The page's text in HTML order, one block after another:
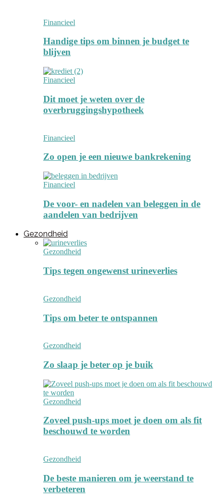
Financieel
Handige tips om binnen je budget te
blijven
Financieel
Dit moet je weten over de
overbruggingshypotheek
Financieel
Zo open je een nieuwe bankrekening
Financieel
De voor- en nadelen van beleggen in de
aandelen van bedrijven
Gezondheid
Gezondheid
Tips tegen ongewenst urineverlies
Gezondheid
Tips om beter te ontspannen
Gezondheid
Zo slaap je beter op je buik
Gezondheid
Zoveel push-ups moet je doen om als fit
beschouwd te worden
Gezondheid
De beste manieren om je weerstand te
verbeteren